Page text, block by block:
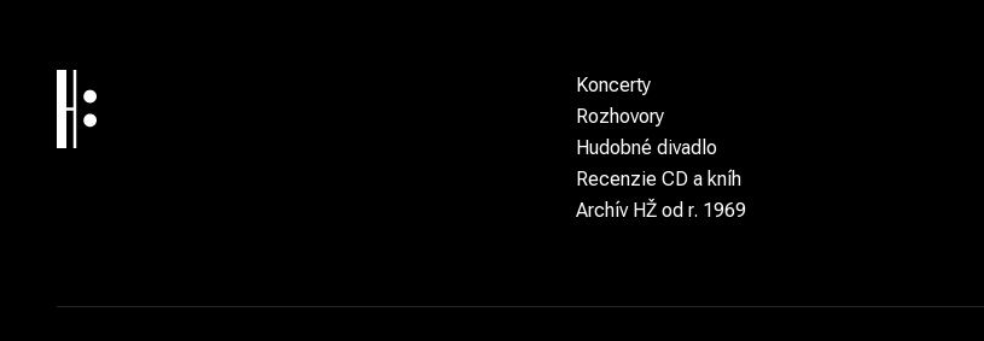
Koncerty
Rozhovory
Hudobné divadlo
Recenzie CD a kníh
Archív HŽ od r. 1969